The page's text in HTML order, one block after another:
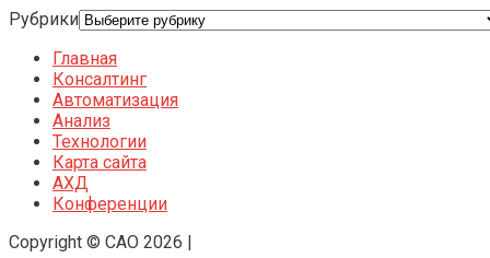
Рубрики
Главная
Консалтинг
Автоматизация
Анализ
Технологии
Карта сайта
АХД
Конференции
Copyright © CAO 2026 |